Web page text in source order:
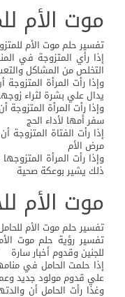
موت الأم
تفسير حلم موت الأم
إذا رأي المتزوجة في
التخلص من المشاكل
وإذا رأت المرأة
يدال علي بشرة لثراء
وإذا رأت المرأة
سفر أمها لأداء الحج
إذا رأت الفتاة
مرض الأم
وإذا رأت المرأة
ذلك يشير بوعكة صحية
موت الأم
تفسير حلم موت الأم
تفسير رؤية حلم موت
للجنين وقدوم أخبار سارة
إذا حلمت الحامل في
علي قدوم مولود جديد
وغذا رأت الحامل أن